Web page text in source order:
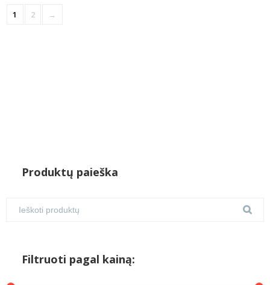
1 2 →
Produktų paieška
Filtruoti pagal kainą: